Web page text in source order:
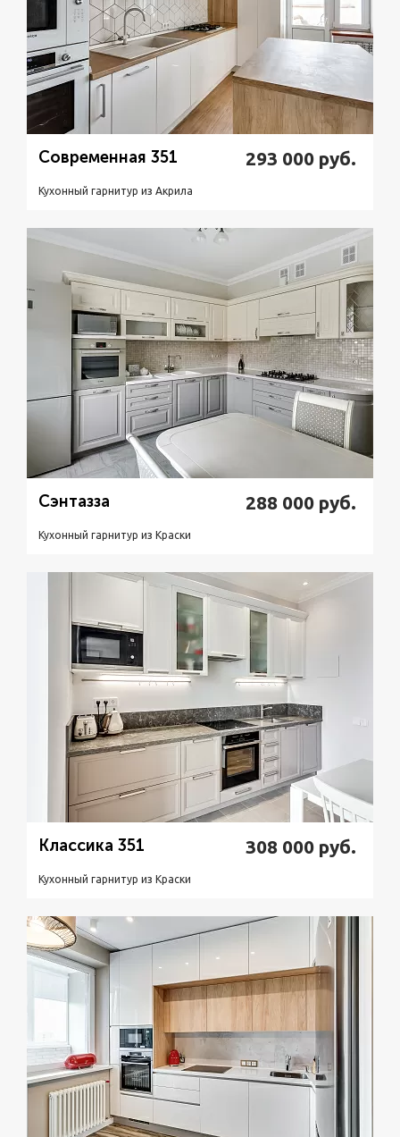
Современная 351 293 000 руб.
Кухонный гарнитур из Акрилa
Узнать стоимость
Сэнтазза 288 000 руб.
Кухонный гарнитур из Краски
Подробнее Узнать стоимость
Классика 351 308 000 руб.
Кухонный гарнитур из Краски
Подробнее Узнать стоимость